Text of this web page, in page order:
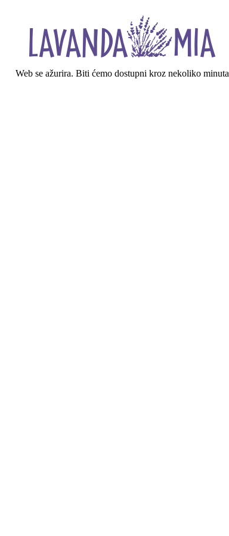
Web se ažurira. Biti ćemo dostupni kroz nekoliko minuta